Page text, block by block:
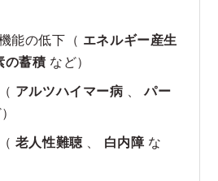
能の低下（ エネルギー産生
の蓄積 など）
アルツハイマー病 、パー
老人性難聴 白内障 な